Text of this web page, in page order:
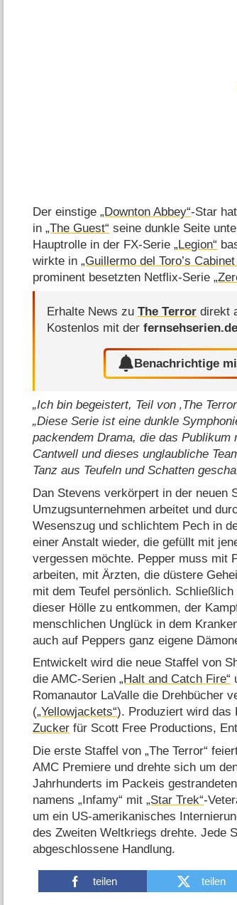
Der einstige„Downton Abbey“-Star
in„The Guest“ seine dunkle Seite
Hauptrolle in der FX-Serie„Legion“
wirkte in„Guillermo del Toro’s
prominent besetzten Netflix-Serie
Erhalte News zuThe Terror direkt
Kostenlos mit derfernsehserien.de
Benachrichtige
Ich bin begeistert, Teil von ‚The
Diese Serie ist eine dunkle
packendem Drama, die das
Cantwell und dieses unglaubliche
Tanz aus Teufeln und Schatten
Dan Stevens verkörpert in der neuen
Umzugsunternehmen arbeitet und
Wesenszug und schlichtem Pech in
einer Anstalt wieder, die gefüllt mit
vergessen möchte. Pepper muss mit
arbeiten, mit Ärzten, die düstere
mit dem Teufel persönlich.
dieser Hölle zu entkommen, der
menschlichen Unglück in dem
auch auf Peppers ganz eigene
Entwickelt wird die neue Staffel von
die AMC-Serien„Halt and Catch Fire“
Romanautor LaValle die Drehbücher
(„Yellowjackets“). Produziert wird das
Zucker für Scott Free Productions,
Die erste Staffel von „The Terror“
AMC Premiere und drehte sich um
Jahrhunderts im Packeis
namens „Infamy“ mit„Star Trek“-
um ein US-amerikanisches
des Zweiten Weltkriegs drehte. Jede
abgeschlossene Handlung.
teilen teilen